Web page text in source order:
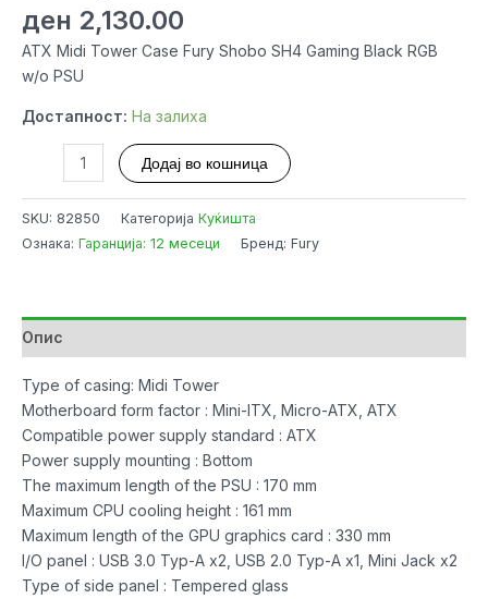
ден 2,130.00
ATX Midi Tower Case Fury Shobo SH4 Gaming Black RGB
w/o PSU
Достапност: На залиха
Tower
Gaming
Black
RGB
w/o
PSU
количина
Додај во кошница
SKU: 82850 Категорија Куќишта
Ознака: Гаранција: 12 месеци Бренд: Fury
Опис
Type of casing: Midi Tower
Motherboard form factor : Mini-ITX, Micro-ATX, ATX
Compatible power supply standard : ATX
Power supply mounting : Bottom
The maximum length of the PSU : 170 mm
Maximum CPU cooling height : 161 mm
Maximum length of the GPU graphics card : 330 mm
I/O panel : USB 3.0 Typ-A x2, USB 2.0 Typ-A x1, Mini Jack x2
Type of side panel : Tempered glass